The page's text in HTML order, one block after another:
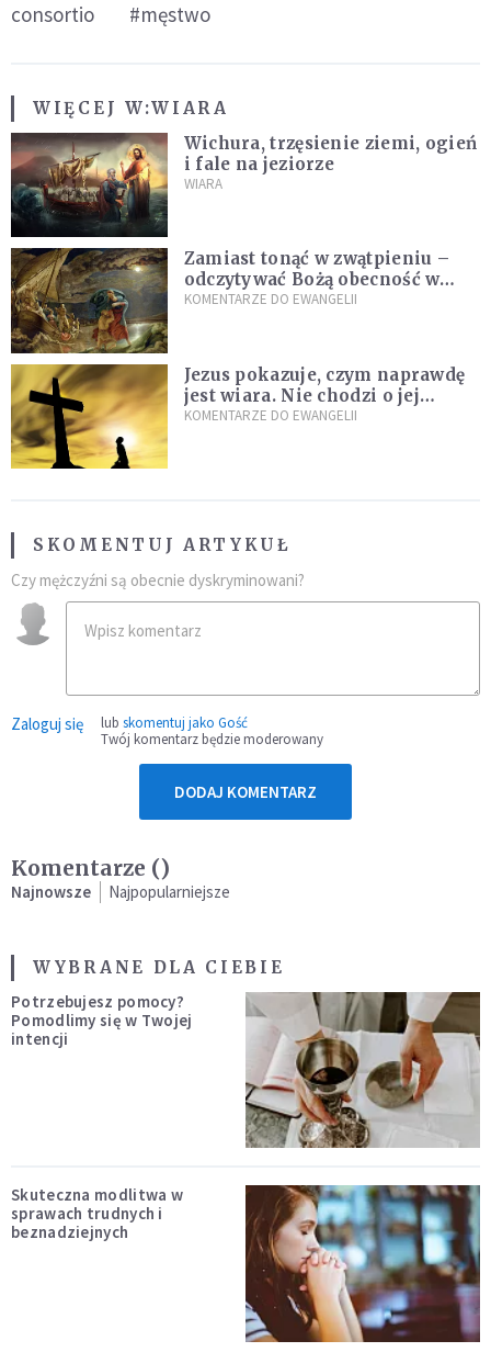
consortio
#męstwo
WIĘCEJ W:WIARA
Wichura, trzęsienie ziemi, ogień
i fale na jeziorze
WIARA
Zamiast tonąć w zwątpieniu –
odczytywać Bożą obecność w
burzach codziennego życia
KOMENTARZE DO EWANGELII
Jezus pokazuje, czym naprawdę
jest wiara. Nie chodzi o jej
wielkość
KOMENTARZE DO EWANGELII
SKOMENTUJ ARTYKUŁ
Czy mężczyźni są obecnie dyskryminowani?
Zaloguj się lub skomentuj jako Gość
Twój komentarz będzie moderowany
DODAJ KOMENTARZ
Komentarze ()
Najnowsze Najpopularniejsze
WYBRANE DLA CIEBIE
Potrzebujesz pomocy?
Pomodlimy się w Twojej
intencji
Skuteczna modlitwa w
sprawach trudnych i
beznadziejnych